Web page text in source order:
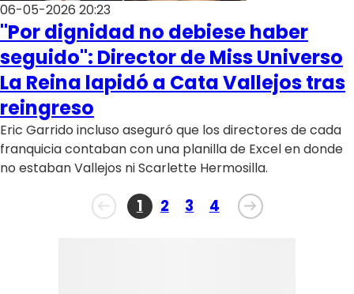
06-05-2026 20:23
"Por dignidad no debiese haber
seguido": Director de Miss Universo
La Reina lapidó a Cata Vallejos tras
reingreso
Eric Garrido incluso aseguró que los directores de cada
franquicia contaban con una planilla de Excel en donde
no estaban Vallejos ni Scarlette Hermosilla.